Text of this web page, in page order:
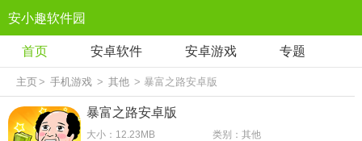
安小趣软件园
首页 安卓软件 安卓游戏 专题
主页> 手机游戏 > 其他 > 暴富之路安卓版
暴富之路安卓版
大小：12.23MB
类别：其他